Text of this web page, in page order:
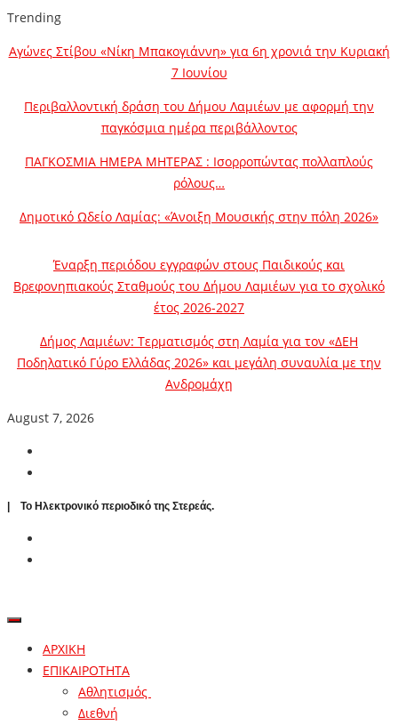
Trending
Αγώνες Στίβου «Νίκη Μπακογιάννη» για 6η χρονιά την Κυριακή
7 Ιουνίου
Περιβαλλοντική δράση του Δήμου Λαμιέων με αφορμή την
παγκόσμια ημέρα περιβάλλοντος
ΠΑΓΚΟΣΜΙΑ ΗΜΕΡΑ ΜΗΤΕΡΑΣ : Ισορροπώντας πολλαπλούς
ρόλους…
Δημοτικό Ωδείο Λαμίας: «Άνοιξη Μουσικής στην πόλη 2026»
Έναρξη περιόδου εγγραφών στους Παιδικούς και
Βρεφονηπιακούς Σταθμούς του Δήμου Λαμιέων για το σχολικό
έτος 2026-2027
Δήμος Λαμιέων: Τερματισμός στη Λαμία για τον «ΔΕΗ
Ποδηλατικό Γύρο Ελλάδας 2026» και μεγάλη συναυλία με την
Ανδρομάχη
August 7, 2026
| To Ηλεκτρονικό περιοδικό της Στερεάς.
ΑΡΧΙΚΗ
ΕΠΙΚΑΙΡΟΤΗΤΑ
Αθλητισμός
Διεθνή